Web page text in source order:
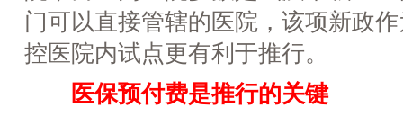
门可以直接管辖的医院，该项新政
控医院内试点更有利于推行。
医保预付费是推行的关键